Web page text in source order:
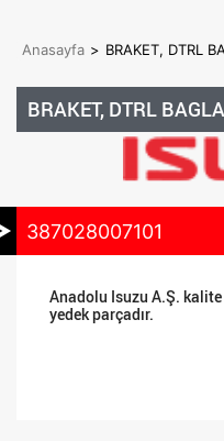
Anasayfa > BRAKET, DTRL
BRAKET, DTRL
387028007101
Anadolu Isuzu A.Ş.
yedek parçadır.